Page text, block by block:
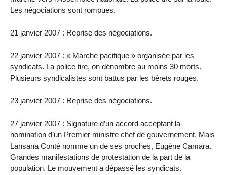
Les négociations sont rompues.
21 janvier 2007 : Reprise des négociations.
22 janvier 2007 : « Marche pacifique » organisée par les
syndicats. La police tire, on dénombre au moins 30 morts.
Plusieurs syndicalistes sont battus par les bérets rouges.
23 janvier 2007 : Reprise des négociations.
27 janvier 2007 : Signature d’un accord acceptant la
nomination d’un Premier ministre chef de gouvernement. Mais
Lansana Conté nomme un de ses proches, Eugène Camara.
Grandes manifestations de protestation de la part de la
population. Le mouvement a dépassé les syndicats.